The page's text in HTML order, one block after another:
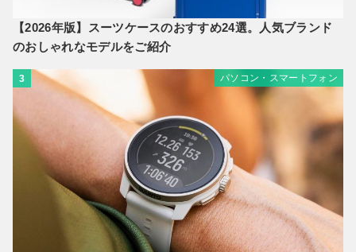
【2026年版】スーツケースのおすすめ24選。人気ブランド
のおしゃれなモデルをご紹介
3 パソコン・スマートフォン